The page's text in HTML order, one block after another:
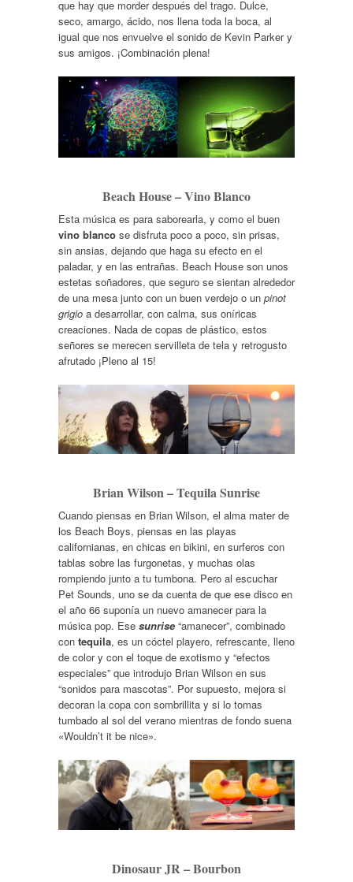
que hay que morder después del trago. Dulce,
seco, amargo, ácido, nos llena toda la boca, al
igual que nos envuelve el sonido de Kevin Parker y
sus amigos. ¡Combinación plena!
Beach House – Vino Blanco
Esta música es para saborearla, y como el buen
vino blancose disfruta poco a poco, sin prisas,
sin ansias, dejando que haga su efecto en el
paladar, y en las entrañas. Beach House son unos
estetas soñadores, que seguro se sientan alrededor
de una mesa junto con un buen verdejo o un pinot
grigioa desarrollar, con calma, sus oníricas
creaciones. Nada de copas de plástico, estos
señores se merecen servilleta de tela y retrogusto
afrutado ¡Pleno al 15!
Brian Wilson – Tequila Sunrise
Cuando piensas en Brian Wilson, el alma mater de
los Beach Boys, piensas en las playas
californianas, en chicas en bikini, en surferos con
tablas sobre las furgonetas, y muchas olas
rompiendo junto a tu tumbona. Pero al escuchar
Pet Sounds, uno se da cuenta de que ese disco en
el año 66 suponía un nuevo amanecer para la
música pop. Ese sunrise “amanecer”, combinado
con tequila, es un cóctel playero, refrescante, lleno
de color y con el toque de exotismo y “efectos
especiales” que introdujo Brian Wilson en sus
“sonidos para mascotas”. Por supuesto, mejora si
decoran la copa con sombrillita y si lo tomas
tumbado al sol del verano mientras de fondo suena
«Wouldn’t it be nice».
Dinosaur JR – Bourbon